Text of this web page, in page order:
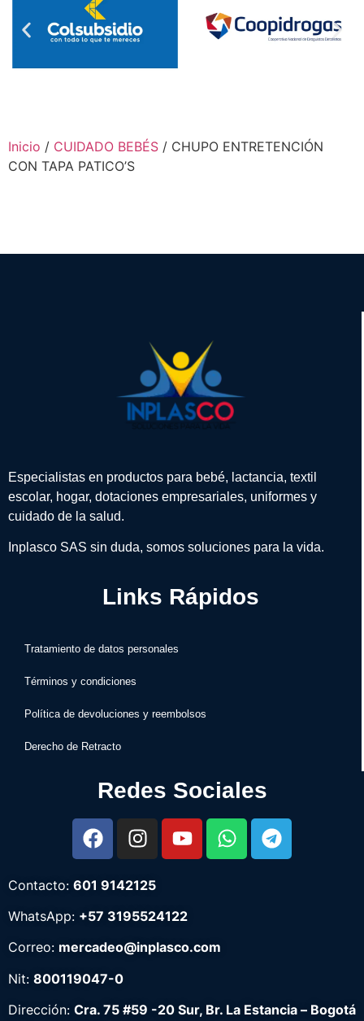
Inicio / CUIDADO BEBÉS / CHUPO ENTRETENCIÓN
CON TAPA PATICO’S
Especialistas en productos para bebé, lactancia, textil
escolar, hogar, dotaciones empresariales, uniformes y
cuidado de la salud.
Inplasco SAS sin duda, somos soluciones para la vida.
Links Rápidos
Tratamiento de datos personales
Términos y condiciones
Política de devoluciones y reembolsos
Derecho de Retracto
Redes Sociales
Contacto: 601 9142125
WhatsApp: +57 3195524122
Correo: mercadeo@inplasco.com
Nit: 800119047-0
Dirección: Cra. 75 #59 -20 Sur, Br. La Estancia – Bogotá